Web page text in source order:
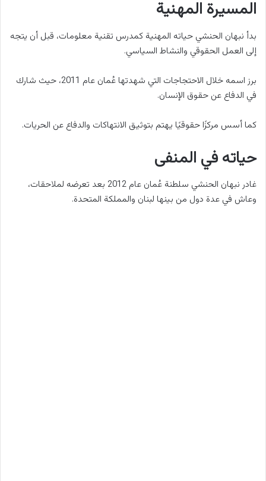
المسيرة المهنية
بدأ نبهان الحنشي حياته المهنية كمدرس تقنية معلومات، قبل أن يتجه
إلى العمل الحقوقي والنشاط السياسي.
برز اسمه خلال الاحتجاجات التي شهدتها عُمان عام 2011، حيث شارك
في الدفاع عن حقوق الإنسان.
كما أسس مركزًا حقوقيًا يهتم بتوثيق الانتهاكات والدفاع عن الحريات.
حياته في المنفى
غادر نبهان الحنشي سلطنة عُمان عام 2012 بعد تعرضه لملاحقات،
وعاش في عدة دول من بينها لبنان والمملكة المتحدة.